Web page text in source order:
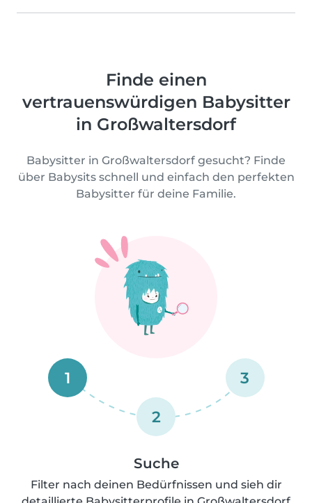
Finde einen
vertrauenswürdigen Babysitter
in Großwaltersdorf
Babysitter in Großwaltersdorf gesucht? Finde
über Babysits schnell und einfach den perfekten
Babysitter für deine Familie.
1
2
3
Suche
Filter nach deinen Bedürfnissen und sieh dir